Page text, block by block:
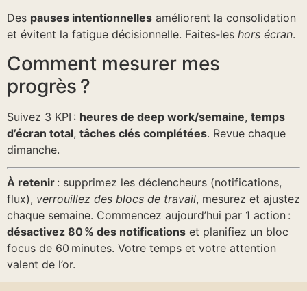
Des pauses intentionnelles améliorent la consolidation
et évitent la fatigue décisionnelle. Faites‑les hors écran.
Comment mesurer mes
progrès ?
Suivez 3 KPI : heures de deep work/semaine, temps
d’écran total, tâches clés complétées. Revue chaque
dimanche.
À retenir : supprimez les déclencheurs (notifications,
flux), verrouillez des blocs de travail, mesurez et ajustez
chaque semaine. Commencez aujourd’hui par 1 action :
désactivez 80 % des notifications et planifiez un bloc
focus de 60 minutes. Votre temps et votre attention
valent de l’or.